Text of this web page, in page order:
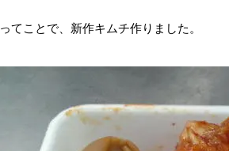
ってことで、新作キムチ作りました。